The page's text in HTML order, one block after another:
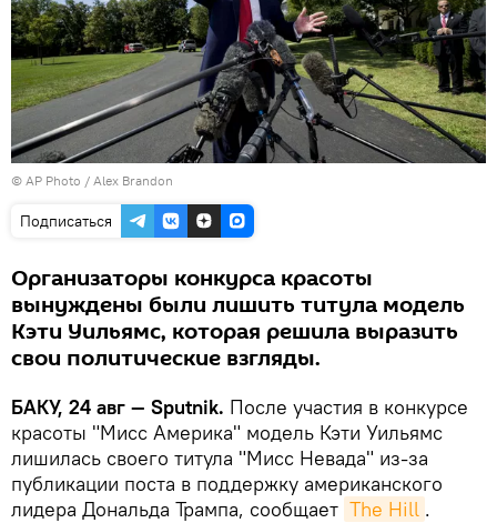
© AP Photo / Alex Brandon
Подписаться
Организаторы конкурса красоты
вынуждены были лишить титула модель
Кэти Уильямс, которая решила выразить
свои политические взгляды.
БАКУ, 24 авг — Sputnik. После участия в конкурсе
красоты "Мисс Америка" модель Кэти Уильямс
лишилась своего титула "Мисс Невада" из-за
публикации поста в поддержку американского
лидера Дональда Трампа, сообщает The Hill .